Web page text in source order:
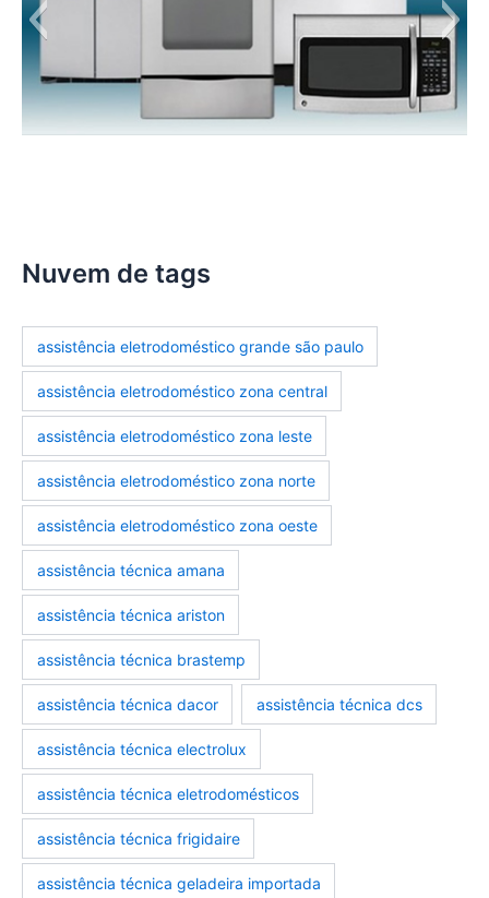
manutencao-eletrodomesticos
eletrodomesticos
marcas-eletrodomestico
Nuvem de tags
assistência eletrodoméstico grande são paulo
assistência eletrodoméstico zona central
assistência eletrodoméstico zona leste
assistência eletrodoméstico zona norte
assistência eletrodoméstico zona oeste
assistência técnica amana
assistência técnica ariston
assistência técnica brastemp
assistência técnica dacor assistência técnica dcs
assistência técnica electrolux
assistência técnica eletrodomésticos
assistência técnica frigidaire
assistência técnica geladeira importada